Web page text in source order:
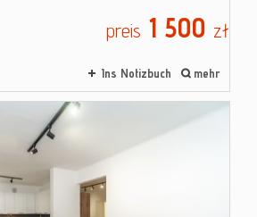
preis 1 500 zł
Ins Notizbuch mehr